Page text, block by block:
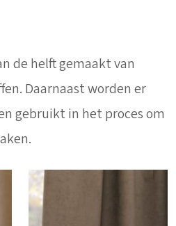
de helft gemaakt van
Daarnaast worden er
gebruikt in het proces om